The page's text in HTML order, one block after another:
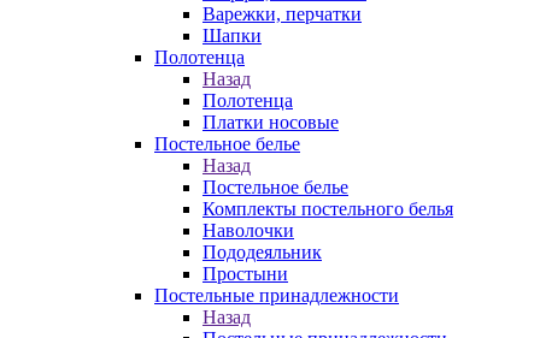
Варежки, перчатки
Шапки
Полотенца
Назад
Полотенца
Платки носовые
Постельное белье
Назад
Постельное белье
Комплекты постельного белья
Наволочки
Пододеяльник
Простыни
Постельные принадлежности
Назад